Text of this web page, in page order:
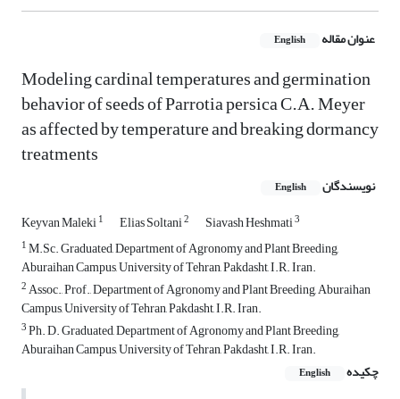
عنوان مقاله English
Modeling cardinal temperatures and germination
behavior of seeds of Parrotia persica C.A. Meyer
as affected by temperature and breaking dormancy
treatments
نویسندگان English
Keyvan Maleki1 Elias Soltani2 Siavash Heshmati3
1M.Sc. Graduated, Department of Agronomy and Plant Breeding,
Aburaihan Campus, University of Tehran, Pakdasht, I.R. Iran.
2Assoc., Prof., Department of Agronomy and Plant Breeding, Aburaihan
Campus, University of Tehran, Pakdasht, I.R. Iran.
3Ph. D. Graduated, Department of Agronomy and Plant Breeding,
Aburaihan Campus, University of Tehran, Pakdasht, I.R. Iran.
چکیده
English